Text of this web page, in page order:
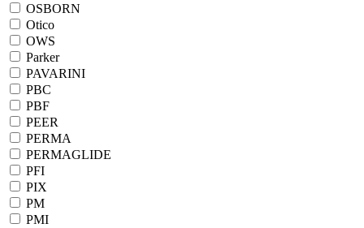
OSBORN
Otico
OWS
Parker
PAVARINI
PBC
PBF
PEER
PERMA
PERMAGLIDE
PFI
PIX
PM
PMI